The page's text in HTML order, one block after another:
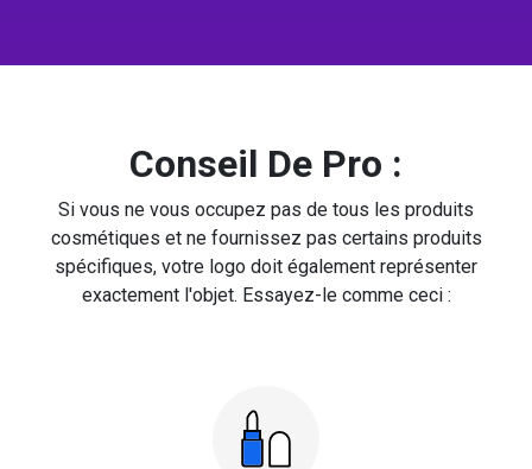
Conseil De Pro :
Si vous ne vous occupez pas de tous les produits
cosmétiques et ne fournissez pas certains produits
spécifiques, votre logo doit également représenter
exactement l'objet. Essayez-le comme ceci :